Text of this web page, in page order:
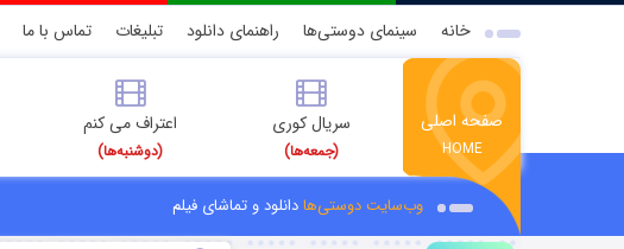
خانه سینمای دوستی‌ها راهنمای دانلود تبلیغات تماس با ما
صفحه اصلی
HOME
سریال کوری
(جمعه‌ها)
اعتراف می کنم
(دوشنبه‌ها)
وب‌سایت دوستی‌هادانلود و تماشای فیلم